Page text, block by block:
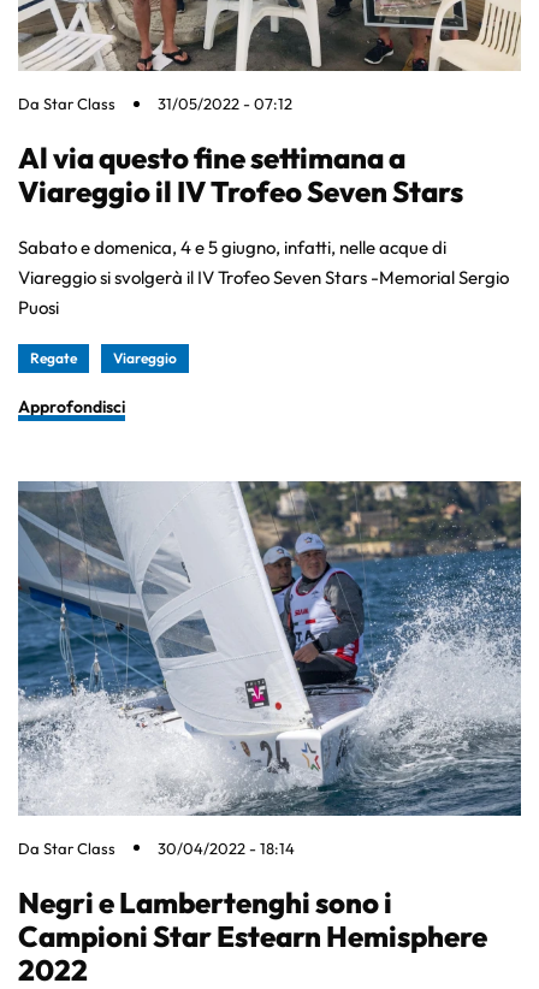
Da Star Class 31/05/2022 - 07:12
Al via questo fine settimana a
Viareggio il IV Trofeo Seven Stars
Sabato e domenica, 4 e 5 giugno, infatti, nelle acque di
Viareggio si svolgerà il IV Trofeo Seven Stars -Memorial Sergio
Puosi
Regate Viareggio
Approfondisci
Da Star Class 30/04/2022 - 18:14
Negri e Lambertenghi sono i
Campioni Star Estearn Hemisphere
2022